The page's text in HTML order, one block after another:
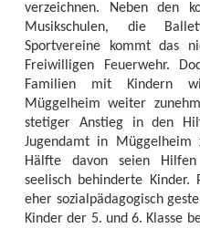
verzeichnen. Neben den
Musikschulen, die
Sportvereine kommt das
Freiwilligen Feuerwehr.
Familien mit Kindern
Müggelheim weiter
stetiger Anstieg in den
Jugendamt in
Hälfte davon seien
seelisch behinderte Kinder.
eher sozialpädagogisch
Kinder der 5. und 6. Klasse